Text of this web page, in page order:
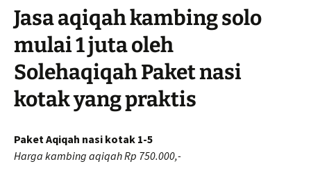
Jasa aqiqah kambing solo
mulai 1 juta oleh
Solehaqiqah Paket nasi
kotak yang praktis
Paket Aqiqah nasi kotak 1-5
Harga kambing aqiqah Rp 750.000,-